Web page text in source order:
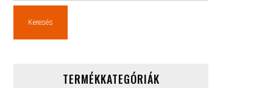
Keresés
TERMÉKKATEGÓRIÁK